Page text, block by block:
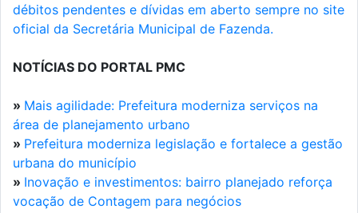
débitos pendentes e dívidas em aberto sempre no site
oficial da Secretária Municipal de Fazenda.
NOTÍCIAS DO PORTAL PMC
» Mais agilidade: Prefeitura moderniza serviços na
área de planejamento urbano
» Prefeitura moderniza legislação e fortalece a gestão
urbana do município
» Inovação e investimentos: bairro planejado reforça
vocação de Contagem para negócios